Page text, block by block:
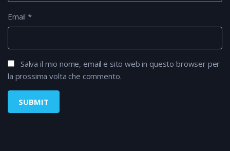
Email*
Salva il mio nome, email e sito web in questo browser per
la prossima volta che commento.